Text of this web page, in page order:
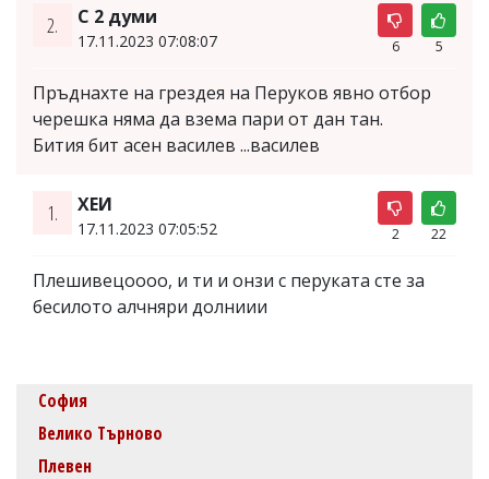
2. С 2 думи
17.11.2023 07:08:07 6 5
Пръднахте на грездея на Перуков явно отбор
черешка няма да взема пари от дан тан.
Бития бит асен василев ...василев
1. ХЕИ
17.11.2023 07:05:52 2 22
Плешивецоооо, и ти и онзи с перуката сте за
бесилото алчняри долниии
София
Велико Търново
Плевен